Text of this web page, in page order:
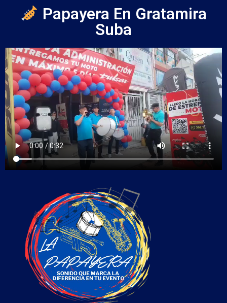
Papayera En Gratamira
Suba